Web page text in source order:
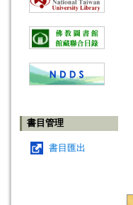
書目管理
書目匯出